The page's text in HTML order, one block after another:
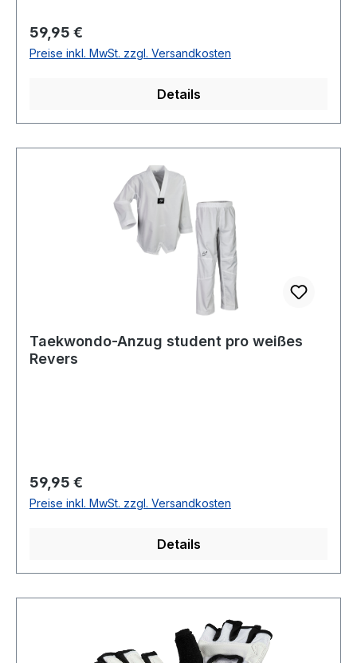
Regulärer Preis:
59,95 €
Preise inkl. MwSt. zzgl. Versandkosten
Details
Taekwondo-Anzug student pro weißes
Revers
Regulärer Preis:
59,95 €
Preise inkl. MwSt. zzgl. Versandkosten
Details